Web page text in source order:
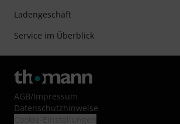
Ladengeschäft
Service im Überblick
AGB/Impressum
Datenschutzhinweise